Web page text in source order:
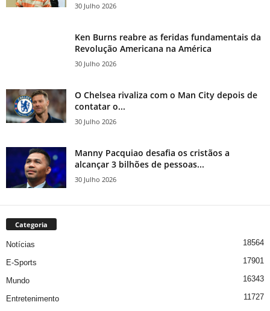
30 Julho 2026
Ken Burns reabre as feridas fundamentais da
Revolução Americana na América
30 Julho 2026
O Chelsea rivaliza com o Man City depois de
contatar o...
30 Julho 2026
Manny Pacquiao desafia os cristãos a
alcançar 3 bilhões de pessoas...
30 Julho 2026
Categoria
Notícias 18564
E-Sports 17901
Mundo 16343
Entretenimento
11727